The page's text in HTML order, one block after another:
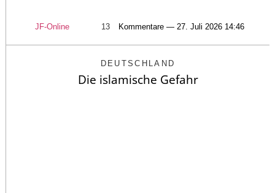
JF-Online 13 Kommentare — 27. Juli 2026 14:46
DEUTSCHLAND
Die islamische Gefahr